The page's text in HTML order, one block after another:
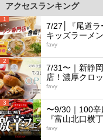
アクセスランキング
1
7/27│『尾道ラ
キッズラーメ
favy
2
7/31〜｜新静
店！濃厚クロ
favy
3
〜9/30｜100辛
『富山北口横
favy